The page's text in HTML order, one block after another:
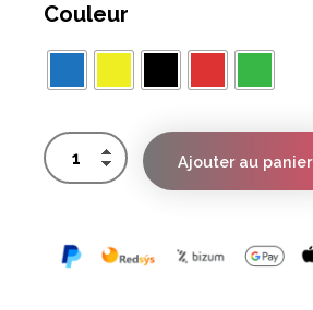
Couleur
Ajouter au panier